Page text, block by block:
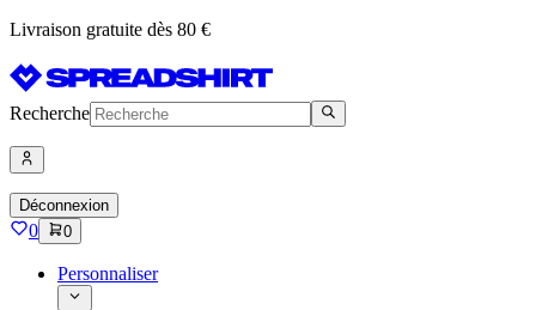
Livraison gratuite dès 80 €
Recherche
Déconnexion
0 0
Personnaliser